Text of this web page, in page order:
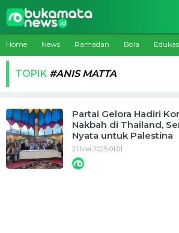
Home News Ramadan Bola
TOPIK #ANIS MATTA
Partai Gelora Hadiri
Nakbah di Thailand,
Nyata untuk Palestina
21 Mei 2025 01:01